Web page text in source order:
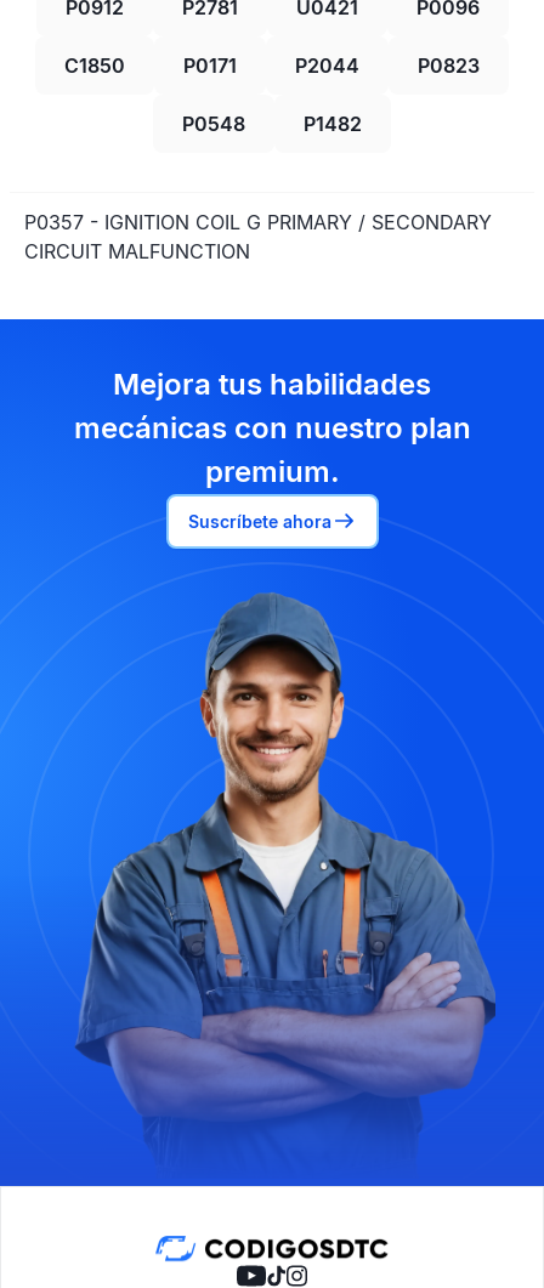
P0912 P2781 U0421 P0096
C1850 P0171 P2044 P0823
P0548 P1482
P0357 - IGNITION COIL G PRIMARY / SECONDARY
CIRCUIT MALFUNCTION
Mejora tus habilidades
mecánicas con nuestro plan
premium.
Suscríbete ahora